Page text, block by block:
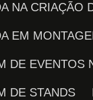
NA
EM
DE EVENTOS
DE STANDS